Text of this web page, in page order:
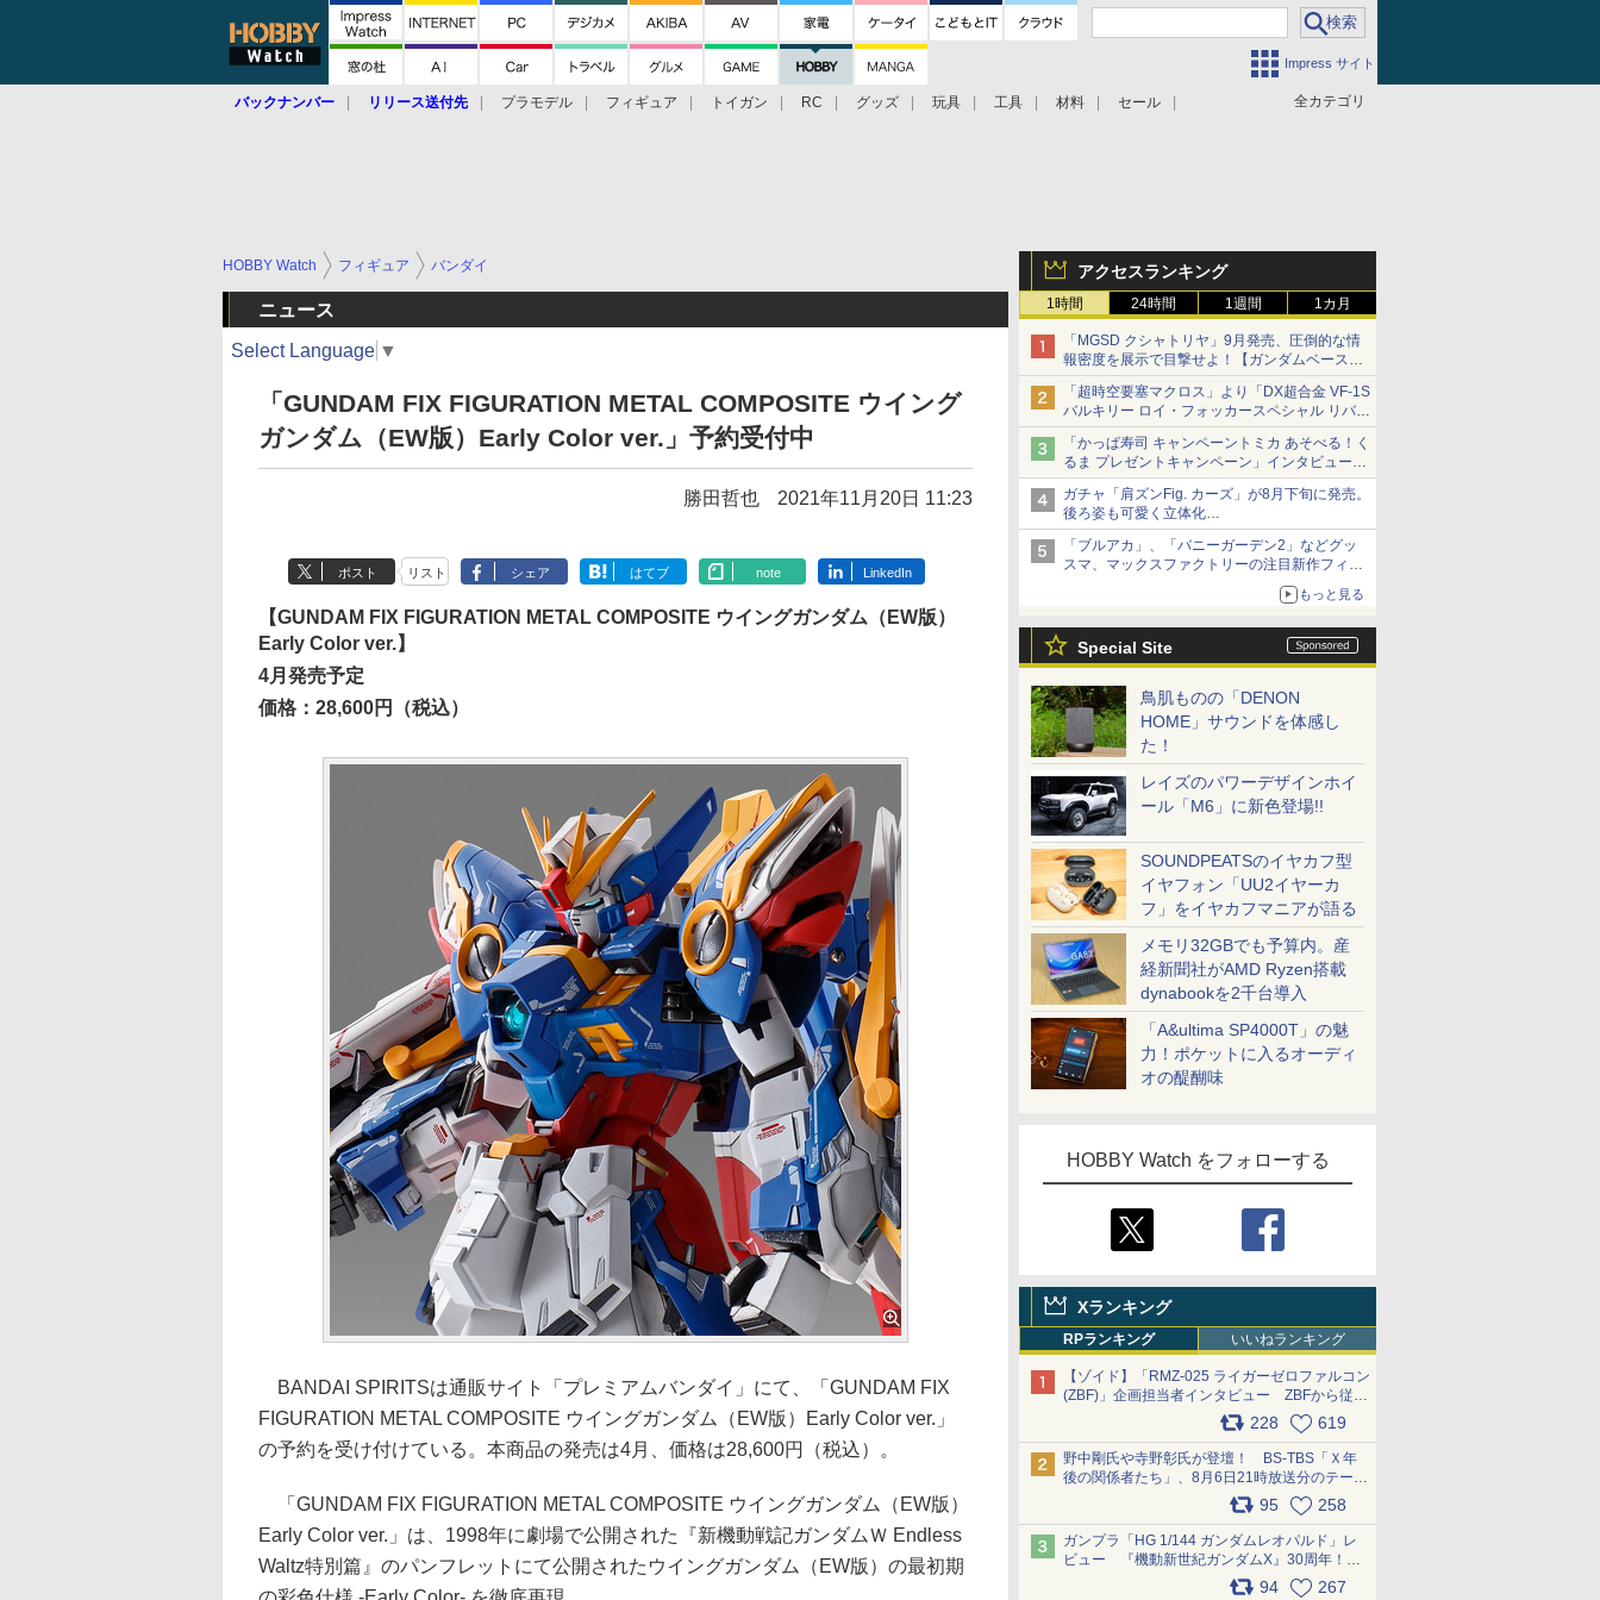
Impress サイト
全カテゴリ
バックナンバー リリース送付先 プラモデル フィギュア トイガン RC グッズ 玩具 工具 材料 セール
アクセスランキング
1時間 24時間 1週間 1カ月
「MGSD クシャトリヤ」9月発売、圧倒的な情
報密度を展示で目撃せよ！【ガンダムベース撮
り下ろし】
「超時空要塞マクロス」より「DX超合金 VF-1S
バルキリー ロイ・フォッカースペシャル リバイ
バルVer.」本日発売！
「かっぱ寿司 キャンペーントミカ あそべる！く
るま プレゼントキャンペーン」インタビュー
子どもが楽しめるかっぱ寿司ならではの体験と
コラボの楽しさを追求
ガチャ「肩ズンFig. カーズ」が8月下旬に発売。
後ろ姿も可愛く立体化
ライトニング・マックィーンやメーターなど4
種がラインナップ
「ブルアカ」、「バニーガーデン2」などグッ
スマ、マックスファクトリーの注目新作フィギ
ュアが展示【ホビーメーカー合同展示会】
もっと見る
Special Site
鳥肌ものの「DENON
HOME」サウンドを体感し
た！
レイズのパワーデザインホイ
ール「M6」に新色登場!!
SOUNDPEATSのイヤカフ型
イヤフォン「UU2イヤーカ
フ」をイヤカフマニアが語る
メモリ32GBでも予算内。産
経新聞社がAMD Ryzen搭載
dynabookを2千台導入
「A&ultima SP4000T」の魅
力！ポケットに入るオーディ
オの醍醐味
HOBBY Watch をフォローする
Xランキング
RPランキング いいねランキング
【ゾイド】「RMZ-025 ライガーゼロファルコン
(ZBF)」企画担当者インタビュー ZBFから従来
デザインまで再現可能なボリューム満点のキッ
ト pic.x.com/6zOqQAQKkX
228 619
野中剛氏や寺野彰氏が登壇！ BS-TBS「Ｘ年
後の関係者たち」、8月6日21時放送分のテーマ
は「超合金」！ pic.x.com/uWyt1uyuFm
95 258
ガンプラ「HG 1/144 ガンダムレオパルド」レ
ビュー 『機動新世紀ガンダムX』30周年！イ
ンナーアームガトリングの変形機構まで再現し
94 267
HOBBY Watch フィギュア バンダイ
ニュース
Select Language ▼
「GUNDAM FIX FIGURATION METAL COMPOSITE ウイング
ガンダム（EW版）Early Color ver.」予約受付中
勝田哲也 2021年11月20日 11:23
ポスト リスト シェア はてブ note LinkedIn
【GUNDAM FIX FIGURATION METAL COMPOSITE ウイングガンダム（EW版）
Early Color ver.】
4月発売予定
価格：28,600円（税込）
BANDAI SPIRITSは通販サイト「プレミアムバンダイ」にて、「GUNDAM FIX
FIGURATION METAL COMPOSITE ウイングガンダム（EW版）Early Color ver.」
の予約を受け付けている。本商品の発売は4月、価格は28,600円（税込）。
「GUNDAM FIX FIGURATION METAL COMPOSITE ウイングガンダム（EW版）
Early Color ver.」は、1998年に劇場で公開された『新機動戦記ガンダムＷ Endless
Waltz特別篇』のパンフレットにて公開されたウイングガンダム（EW版）の最初期